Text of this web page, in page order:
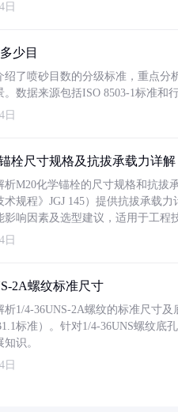
日
少目
绍了喷砂目数的分级标准，重点分
。数据来源包括ISO 8503-1标准和
日
栓尺寸规格及抗拔承载力详解
析M20化学锚栓的尺寸规格和抗拔
术规程》JGJ 145）提供抗拔承载
影响因素及选型建议，适用于工程
日
2A螺纹标准尺寸
析1/4-36UNS-2A螺纹的标准尺寸
标准）。针对1/4-36UNS螺纹
识。
日